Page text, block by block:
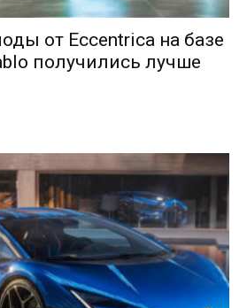
от Eccentrica на базе
получились лучше